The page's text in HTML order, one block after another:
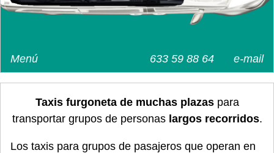
e-mail
633 59 88 64
Menú
Taxis furgoneta de muchas plazaspara
transportar grupos de personas largos recorridos.
Los taxis para grupos de pasajeros que operan en